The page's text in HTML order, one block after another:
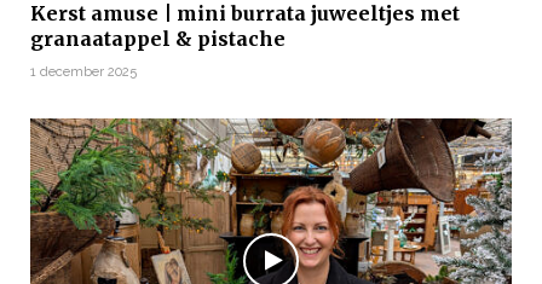
Kerst amuse | mini burrata juweeltjes met
granaatappel & pistache
1 december 2025